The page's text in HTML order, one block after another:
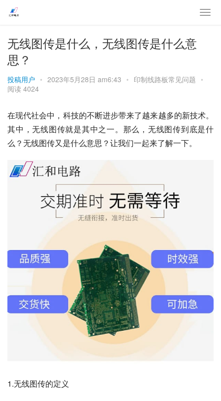
无线图传是什么，无线图传是什么意
思？
投稿用户 • 2023年5月28日 am6:43 • 印制线路板常见问题 •
阅读 4024
在现代社会中，科技的不断进步带来了越来越多的新技术。
其中，无线图传就是其中之一。那么，无线图传到底是什
么？无线图传又是什么意思？让我们一起来了解一下。
1.无线图传的定义